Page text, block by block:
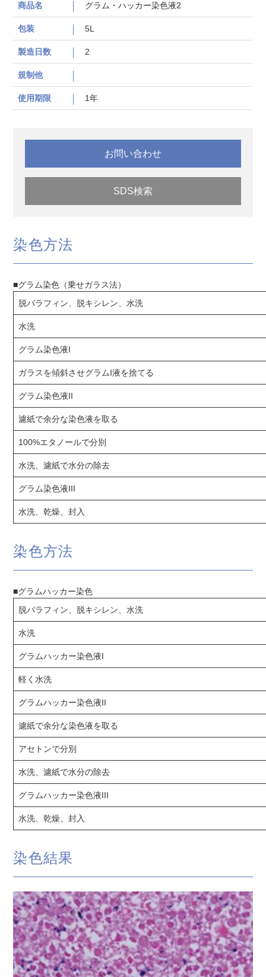
商品名 グラム・ハッカー染色液2
包装 5L
製造日数 2
規制他
使用期限 1年
お問い合わせ
SDS検索
染色方法
■グラム染色（乗せガラス法）
脱パラフィン、脱キシレン、水洗
水洗
グラム染色液I
ガラスを傾斜させグラムI液を捨てる
グラム染色液II
濾紙で余分な染色液を取る
100%エタノールで分別
水洗、濾紙で水分の除去
グラム染色液III
水洗、乾燥、封入
染色方法
■グラムハッカー染色
脱パラフィン、脱キシレン、水洗
水洗
グラムハッカー染色液I
軽く水洗
グラムハッカー染色液II
濾紙で余分な染色液を取る
アセトンで分別
水洗、濾紙で水分の除去
グラムハッカー染色液III
水洗、乾燥、封入
染色結果